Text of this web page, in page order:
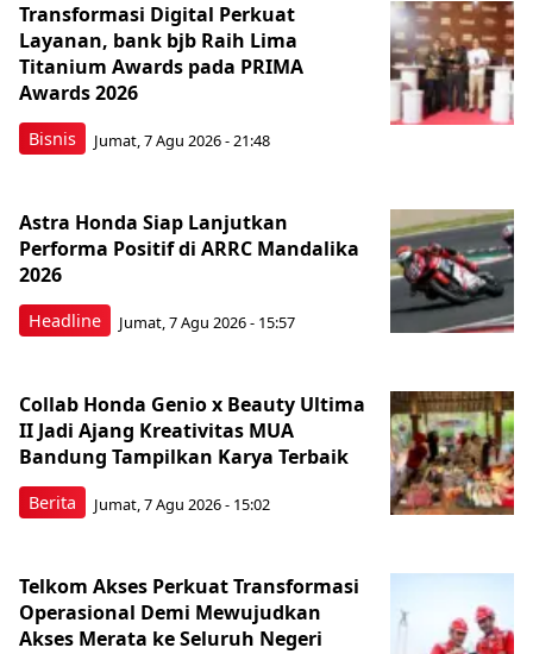
Bisnis
Transformasi Digital Perkuat
Layanan, bank bjb Raih Lima
Titanium Awards pada PRIMA
Awards 2026
Jumat, 7 Agu 2026 - 21:48
Headline
Astra Honda Siap Lanjutkan
Performa Positif di ARRC Mandalika
2026
Jumat, 7 Agu 2026 - 15:57
Berita
Collab Honda Genio x Beauty Ultima
II Jadi Ajang Kreativitas MUA
Bandung Tampilkan Karya Terbaik
Jumat, 7 Agu 2026 - 15:02
Telkom Akses Perkuat Transformasi
Operasional Demi Mewujudkan
Akses Merata ke Seluruh Negeri